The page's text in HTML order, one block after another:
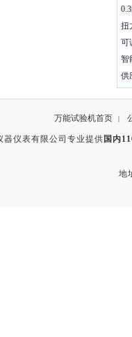
扭
可
智
供
万能试验机首页 |
器仪表有限公司专业提供 国内
地